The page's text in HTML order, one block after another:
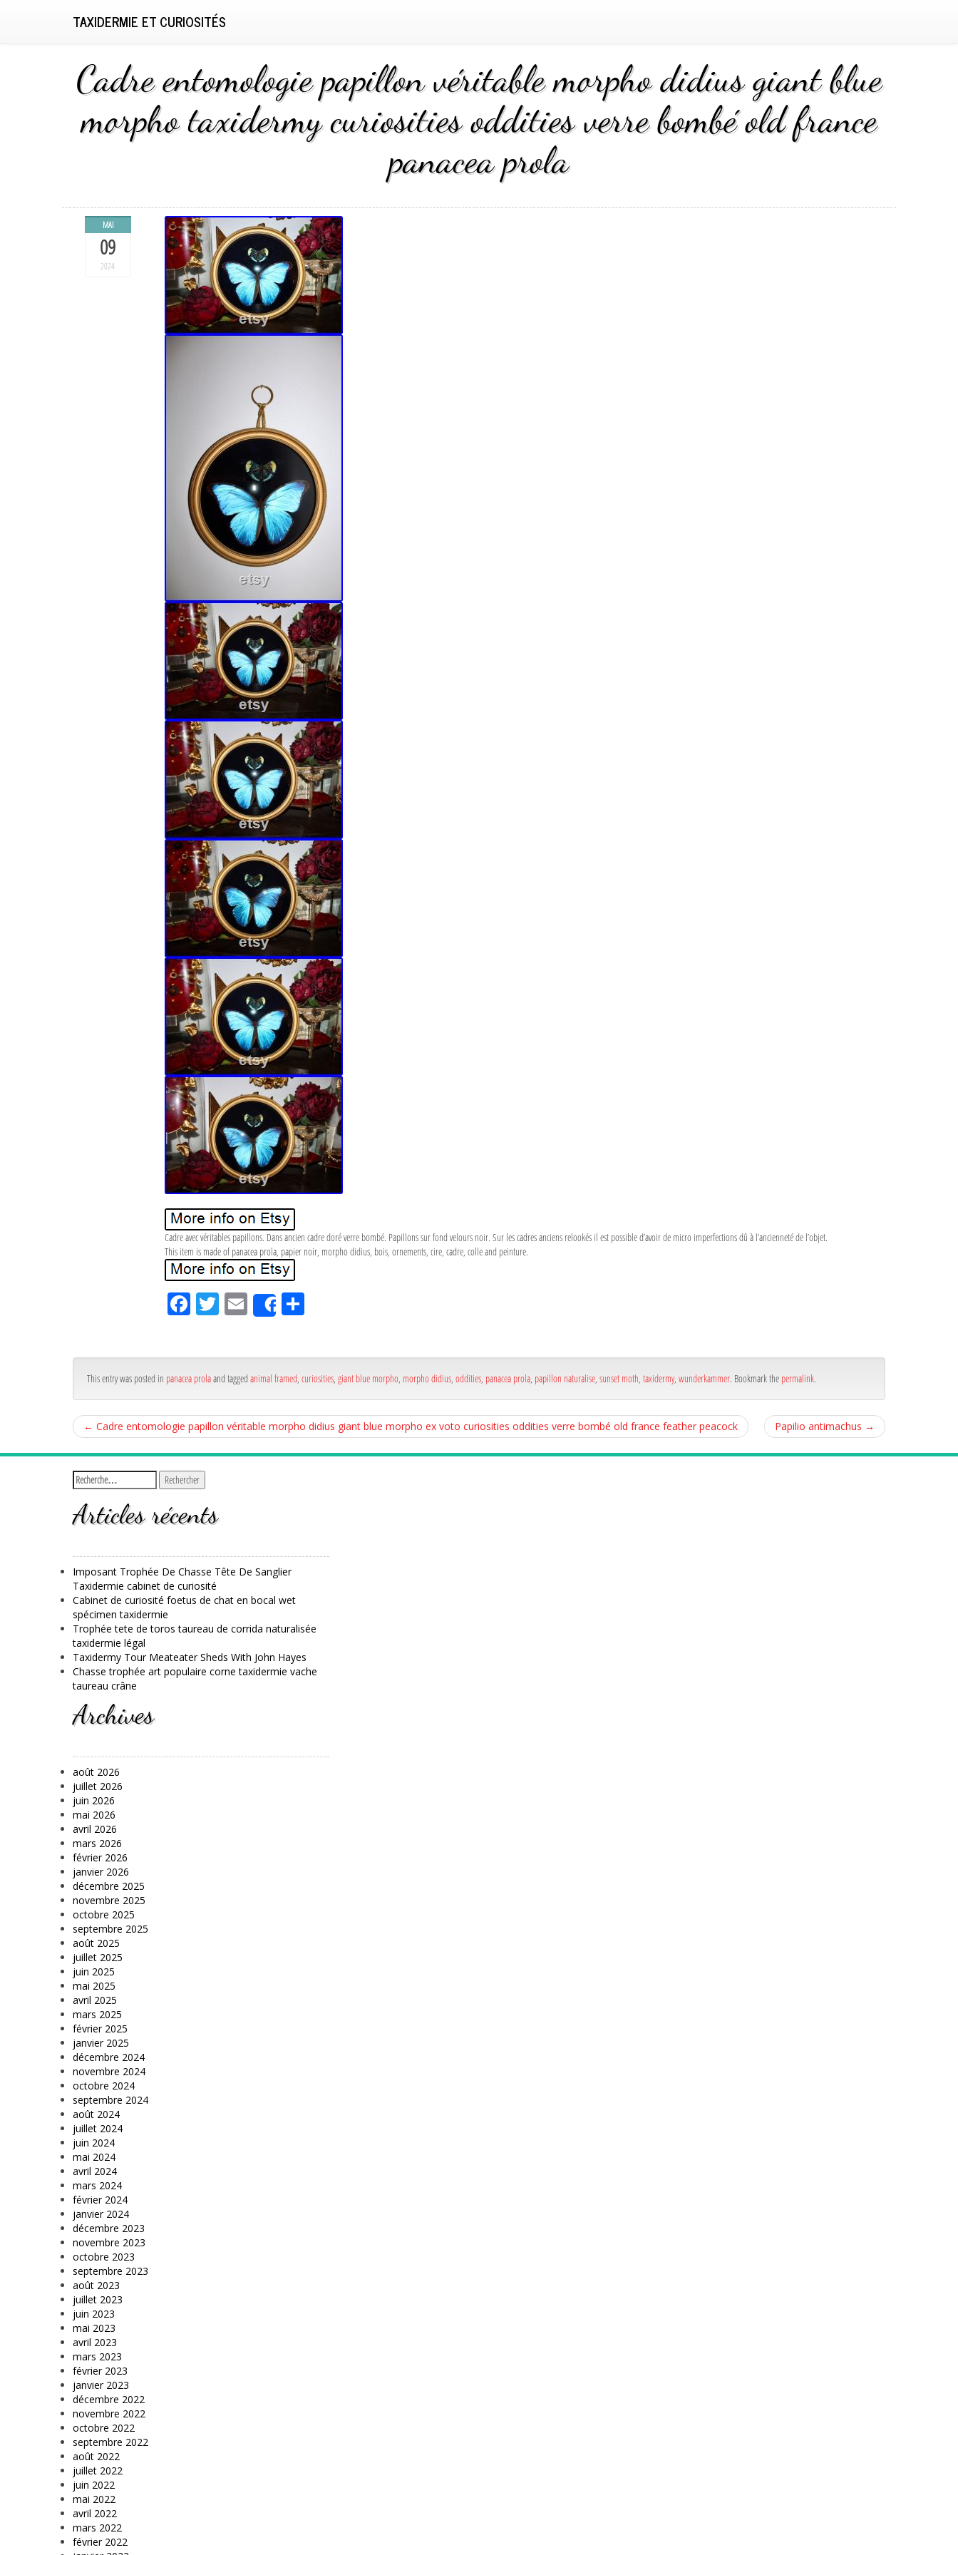
TAXIDERMIE ET CURIOSITÉS
Cadre entomologie papillon véritable morpho didius giant blue
morpho taxidermy curiosities oddities verre bombé old france
panacea prola
MAI
09
2024
Cadre avec véritables papillons. Dans ancien cadre doré verre bombé. Papillons sur fond velours noir. Sur les cadres anciens relookés il est possible d’avoir de micro imperfections dû à l’ancienneté de l’objet.
This item is made of panacea prola, papier noir, morpho didius, bois, ornements, cire, cadre, colle and peinture.
Fa
ce
ok
Tw
itt
Em
ail
Share
Pa
r
This entry was posted in panacea prolaand tagged animal framed curiosities giant blue morpho morpho didius oddities panacea prola papillon naturalise sunset moth taxidermy, wunderkammer. Bookmark the permalink.
← Cadre entomologie papillon véritable morpho didius giant blue morpho ex voto curiosities oddities verre bombé old france feather peacock Papilio antimachus →
Articles récents
Imposant Trophée De Chasse Tête De Sanglier
Taxidermie cabinet de curiosité
Cabinet de curiosité foetus de chat en bocal wet
spécimen taxidermie
Trophée tete de toros taureau de corrida naturalisée
taxidermie légal
Taxidermy Tour Meateater Sheds With John Hayes
Chasse trophée art populaire corne taxidermie vache
taureau crâne
Archives
août 2026
juillet 2026
juin 2026
mai 2026
avril 2026
mars 2026
février 2026
janvier 2026
décembre 2025
novembre 2025
octobre 2025
septembre 2025
août 2025
juillet 2025
juin 2025
mai 2025
avril 2025
mars 2025
février 2025
janvier 2025
décembre 2024
novembre 2024
octobre 2024
septembre 2024
août 2024
juillet 2024
juin 2024
mai 2024
avril 2024
mars 2024
février 2024
janvier 2024
décembre 2023
novembre 2023
octobre 2023
septembre 2023
août 2023
juillet 2023
juin 2023
mai 2023
avril 2023
mars 2023
février 2023
janvier 2023
décembre 2022
novembre 2022
octobre 2022
septembre 2022
août 2022
juillet 2022
juin 2022
mai 2022
avril 2022
mars 2022
février 2022